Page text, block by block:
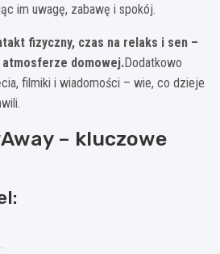
im uwagę, zabawę i spokój.
fizyczny, czas na relaks i sen –
domowej.Dodatkowo
filmiki i wiadomości – wie, co dzieje
– kluczowe